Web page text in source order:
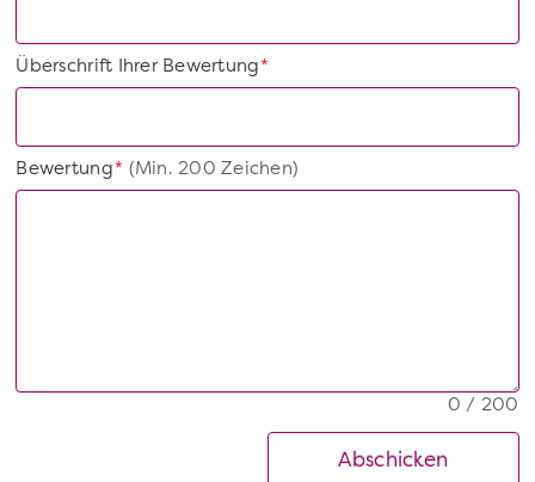
*
Überschrift Ihrer Bewertung
*
Bewertung(Min. 200 Zeichen)
0 / 200
Abschicken